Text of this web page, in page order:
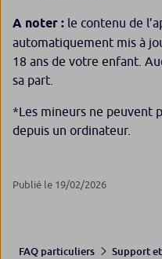
A noter : le contenu de
automatiquement mis à
18 ans de votre enfant.
sa part.
*Les mineurs ne peuvent
depuis un ordinateur.
Publié le 19/02/2026
FAQ particuliers
Support